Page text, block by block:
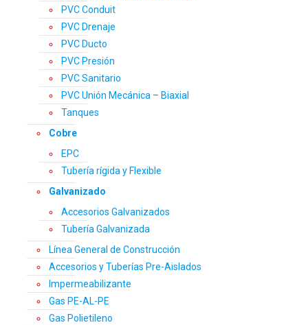
PVC Conduit
PVC Drenaje
PVC Ducto
PVC Presión
PVC Sanitario
PVC Unión Mecánica – Biaxial
Tanques
Cobre
EPC
Tubería rígida y Flexible
Galvanizado
Accesorios Galvanizados
Tubería Galvanizada
Línea General de Construcción
Accesorios y Tuberías Pre-Aislados
Impermeabilizante
Gas PE-AL-PE
Gas Polietileno